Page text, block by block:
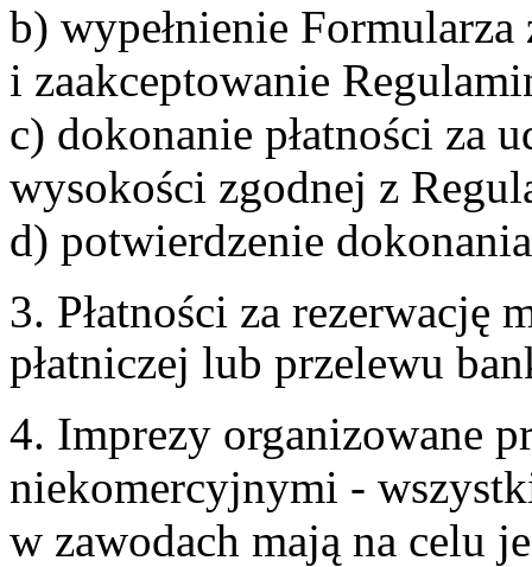
b) wypełnienie Formularza
i zaakceptowanie
c) dokonanie płatności za
wysokości zgodnej z
d) potwierdzenie
3. Płatności za rezerwację
płatniczej lub przelewu
4. Imprezy organizowane
niekomercyjnymi -
w zawodach mają na celu